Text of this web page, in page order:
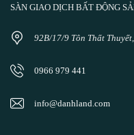
SÀN GIAO DỊCH BẤT ĐỘNG
92B/17/9 Tôn Thất
0966 979 441
info@danhland.com